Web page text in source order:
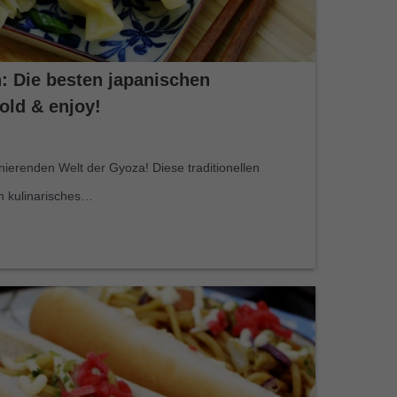
Die besten japanischen
& enjoy!
Welt der Gyoza! Diese traditionellen
kulinarisches…